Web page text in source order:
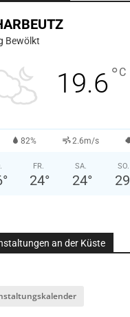
Bewölkt
19.6°C
82% 2.6m/s
°
FR.
24°
SA.
24°
SO.
29
an der Küste